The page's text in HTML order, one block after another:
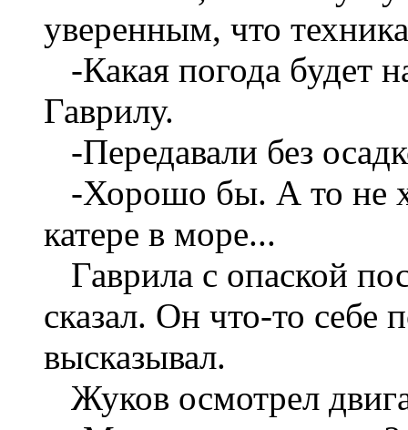
уверенным, что
-Какая погода будет
Гаврилу.
-Передавали без
-Хорошо бы. А то не
катере в море...
Гаврила с опаской
сказал. Он что-то себе
высказывал.
Жуков осмотрел